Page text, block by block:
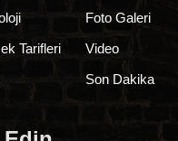
Tarifleri
Foto Galeri
Video
Son Dakika